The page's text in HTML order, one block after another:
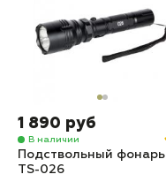
1 890 руб
В наличии
Подствольный фонарь
TS-026